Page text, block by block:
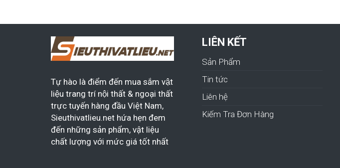
Tự hào là điểm đến mua sắm vật
liệu trang trí nội thất & ngoại thất
trực tuyến hàng đầu Việt Nam,
Sieuthivatlieu.net hứa hẹn đem
đến những sản phẩm, vật liệu
chất lượng với mức giá tốt nhất
LIÊN KẾT
Sản Phẩm
Tin tức
Liên hệ
Kiếm Tra Đơn Hàng